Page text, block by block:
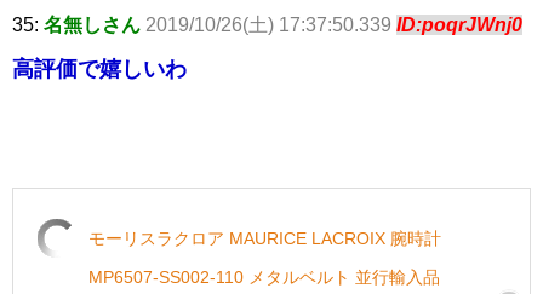
35: 名無しさん 2019/10/26(土) 17:37:50.339 ID:poqrJWnj0
高評価で嬉しいわ
モーリスラクロア MAURICE LACROIX 腕時計
MP6507-SS002-110 メタルベルト 並行輸入品